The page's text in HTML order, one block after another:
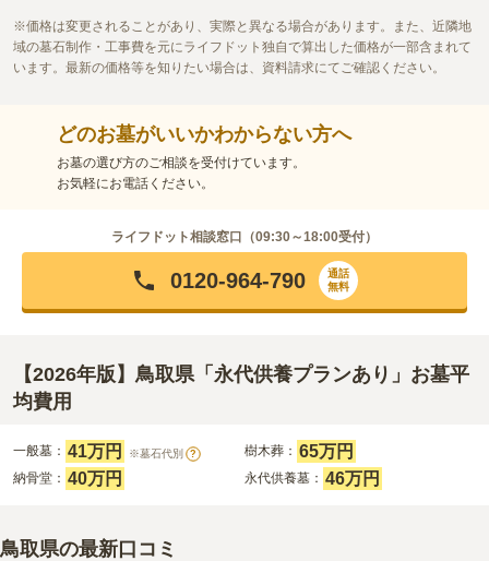
価格は変更されることがあり、実際と異なる場合があります。また、近隣地
域の墓石制作・工事費を元にライフドット独自で算出した価格が一部含まれて
います。最新の価格等を知りたい場合は、資料請求にてご確認ください。
どのお墓がいいかわからない方へ
お墓の選び方のご相談を受付けています。
お気軽にお電話ください。
ライフドット相談窓口（09:30～18:00受付）
0120-964-790
通話
無料
【2026年版】鳥取県「永代供養プランあり」お墓平
均費用
一般墓： 41万円 ※墓石代別 ? 樹木葬： 65万円
納骨堂： 40万円 永代供養墓： 46万円
鳥取県の最新口コミ